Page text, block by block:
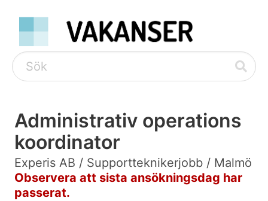
Administrativ operations
koordinator
Experis AB / Supportteknikerjobb / Malmö
Observera att sista ansökningsdag har
passerat.